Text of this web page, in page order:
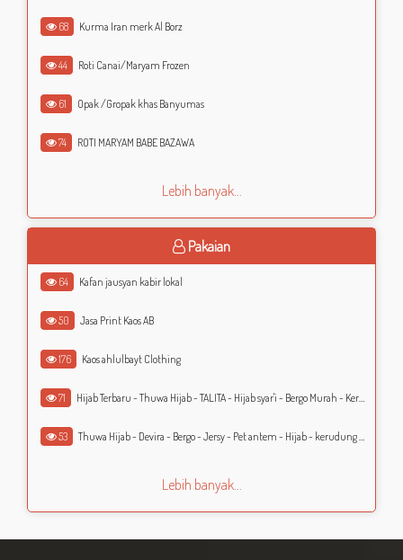
68 Kurma Iran merk Al Borz
44 Roti Canai/Maryam Frozen
61 Opak /Gropak khas Banyumas
74 ROTI MARYAM BABE BAZAWA
Lebih banyak...
Pakaian
64 Kafan jausyan kabir lokal
50 Jasa Print Kaos AB
176 Kaos ahlulbayt Clothing
71 Hijab Terbaru - Thuwa Hijab - TALITA - Hijab syar'i - Bergo Murah - Kerudung Murah - Jilbab Murah
53 Thuwa Hijab - Devira - Bergo - Jersy - Pet antem - Hijab - kerudung - Jilbab
Lebih banyak...